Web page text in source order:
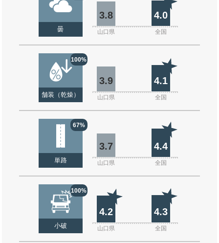
曇
3.8 4.0
山口県 全国
100%
舗装（乾燥）
3.9 4.1
山口県 全国
67%
単路
3.7 4.4
山口県 全国
100%
小破
4.2 4.3
山口県 全国